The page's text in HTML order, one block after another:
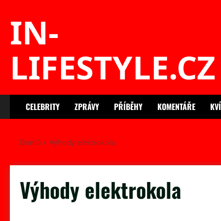
IN-
LIFESTYLE.CZ
CELEBRITY ZPRÁVY PŘÍBĚHY KOMENTÁŘE
Domů Výhody elektrokola
Výhody elektrokola